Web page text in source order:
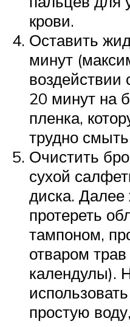
крови.
Оставить
минут
воздействии
20 минут на
пленка,
трудно
Очистить
сухой
диска. Далее
протереть
тампоном,
отваром
календулы).
простую